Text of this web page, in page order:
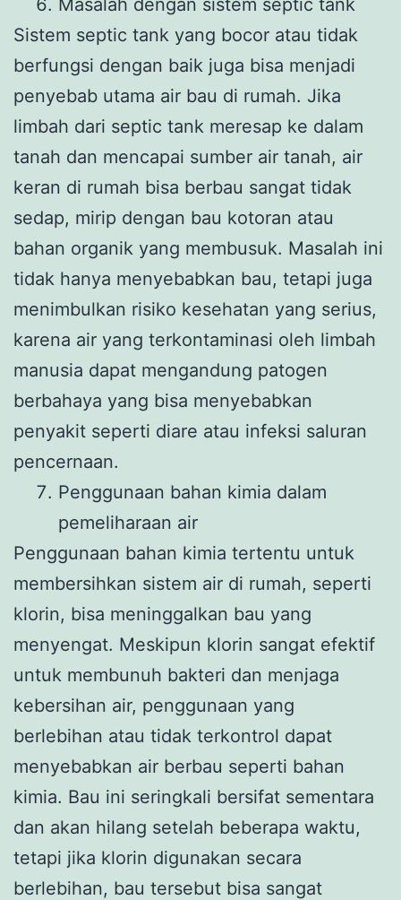
Sistem septic tank yang bocor atau tidak
berfungsi dengan baik juga bisa menjadi
penyebab utama air bau di rumah. Jika
limbah dari septic tank meresap ke dalam
tanah dan mencapai sumber air tanah, air
keran di rumah bisa berbau sangat tidak
sedap, mirip dengan bau kotoran atau
bahan organik yang membusuk. Masalah ini
tidak hanya menyebabkan bau, tetapi juga
menimbulkan risiko kesehatan yang serius,
karena air yang terkontaminasi oleh limbah
manusia dapat mengandung patogen
berbahaya yang bisa menyebabkan
penyakit seperti diare atau infeksi saluran
pencernaan.
Penggunaan bahan kimia dalam
pemeliharaan air
Penggunaan bahan kimia tertentu untuk
membersihkan sistem air di rumah, seperti
klorin, bisa meninggalkan bau yang
menyengat. Meskipun klorin sangat efektif
untuk membunuh bakteri dan menjaga
kebersihan air, penggunaan yang
berlebihan atau tidak terkontrol dapat
menyebabkan air berbau seperti bahan
kimia. Bau ini seringkali bersifat sementara
dan akan hilang setelah beberapa waktu,
tetapi jika klorin digunakan secara
berlebihan, bau tersebut bisa sangat